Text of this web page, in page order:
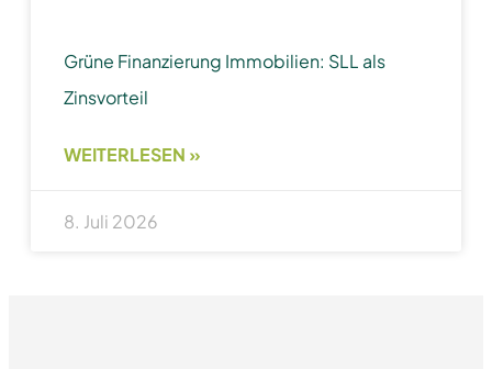
Grüne Finanzierung Immobilien: SLL als
Zinsvorteil
WEITERLESEN »
8. Juli 2026